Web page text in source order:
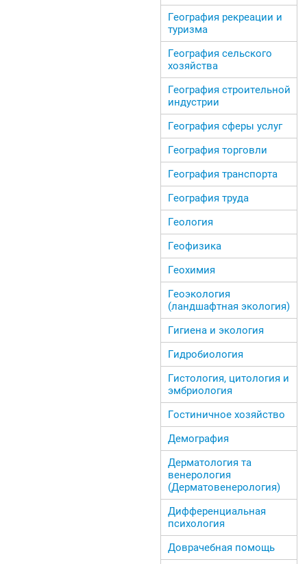
География рекреации и
туризма
География сельского
хозяйства
География строительной
индустрии
География сферы услуг
География торговли
География транспорта
География труда
Геология
Геофизика
Геохимия
Геоэкология
(ландшафтная экология)
Гигиена и экология
Гидробиология
Гистология, цитология и
эмбриология
Гостиничное хозяйство
Демография
Дерматология та
венерология
(Дерматовенерология)
Дифференциальная
психология
Доврачебная помощь